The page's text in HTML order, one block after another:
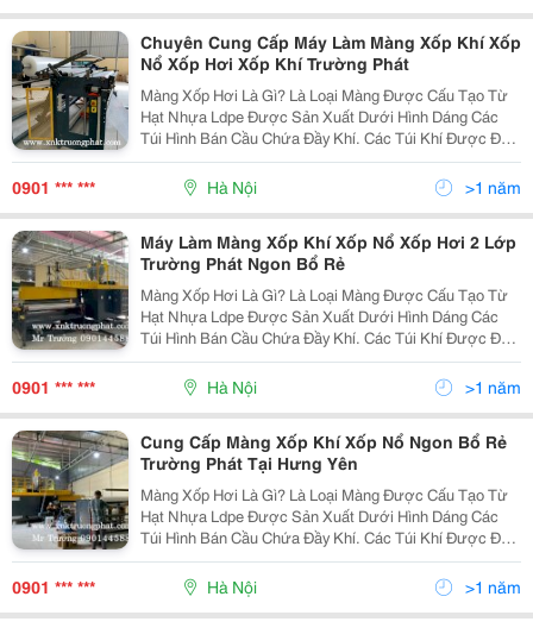
Chuyên Cung Cấp Máy Làm Màng Xốp Khí Xốp
Nổ Xốp Hơi Xốp Khí Trường Phát
Màng Xốp Hơi Là Gì? Là Loại Màng Được Cấu Tạo Từ
Hạt Nhựa Ldpe Được Sản Xuất Dưới Hình Dáng Các
Túi Hình Bán Cầu Chứa Đầy Khí. Các Túi Khí Được Đặt
Sát Đều Nhau Nhằm Tạo Ra Lớp Đệm Giảm Chấn Cho
Các Vật Dụng Dễ Vỡ. Ưu Điểm Màng Xốp Nổ Bong...
0901 *** *** Hà Nội >1 năm
Máy Làm Màng Xốp Khí Xốp Nổ Xốp Hơi 2 Lớp
Trường Phát Ngon Bổ Rẻ
Màng Xốp Hơi Là Gì? Là Loại Màng Được Cấu Tạo Từ
Hạt Nhựa Ldpe Được Sản Xuất Dưới Hình Dáng Các
Túi Hình Bán Cầu Chứa Đầy Khí. Các Túi Khí Được Đặt
Sát Đều Nhau Nhằm Tạo Ra Lớp Đệm Giảm Chấn Cho
Các Vật Dụng Dễ Vỡ. Ưu Điểm Màng Xốp Nổ Bong...
0901 *** *** Hà Nội >1 năm
Cung Cấp Màng Xốp Khí Xốp Nổ Ngon Bổ Rẻ
Trường Phát Tại Hưng Yên
Màng Xốp Hơi Là Gì? Là Loại Màng Được Cấu Tạo Từ
Hạt Nhựa Ldpe Được Sản Xuất Dưới Hình Dáng Các
Túi Hình Bán Cầu Chứa Đầy Khí. Các Túi Khí Được Đặt
Sát Đều Nhau Nhằm Tạo Ra Lớp Đệm Giảm Chấn Cho
Các Vật Dụng Dễ Vỡ. Ưu Điểm Màng Xốp Nổ Bong...
0901 *** *** Hà Nội >1 năm